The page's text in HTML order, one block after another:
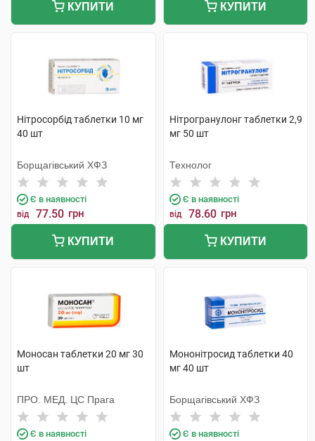
КУПИТИ КУПИТИ
Нітросорбід таблетки 10 мг
40 шт
Борщагівський ХФЗ
Є в наявності
від 77.50 грн
КУПИТИ
Нітрогранулонг таблетки 2,9
мг 50 шт
Технолог
Є в наявності
від 78.60 грн
КУПИТИ
Моносан таблетки 20 мг 30
шт
ПРО. МЕД. ЦС Прага
Є в наявності
Мононітросид таблетки 40
мг 40 шт
Борщагівський ХФЗ
Є в наявності